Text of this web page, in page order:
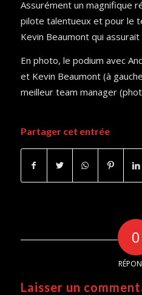
Assurément un magnifique
pilote talentueux et pour le
Kevin Beaumont qui assurait
En photo, le podium avec
et Kevin Beaumont (à
meilleur team manager
Partager cet entrée
0
Laisser un